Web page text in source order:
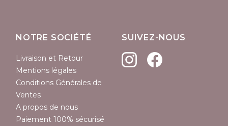
NOTRE SOCIÉTÉ
Livraison et Retour
Mentions légales
Conditions Générales de
Ventes
A propos de nous
Paiement 100% sécurisé
SUIVEZ-NOUS